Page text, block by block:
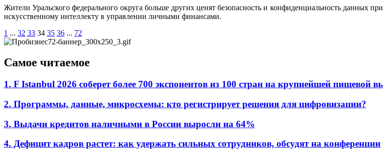
Жители Уральского федерального округа больше других ценят безопасность и конфиденциальность данных
искусственному интеллекту в управлении личными финансами.
1 ... 32 33 34 35 36 ... 72
Самое читаемое
1. F Istanbul 2026 соберет более 700 экспонентов из 100 стран на крупнейшей пищевой
2. Программы, данные, микросхемы: кто регистрирует решения для цифровизации?
3. Выдачи кредитов наличными в России выросли на 64%
4. Дефицит кадров растет: как удержать сильных сотрудников, обсудят на конференции